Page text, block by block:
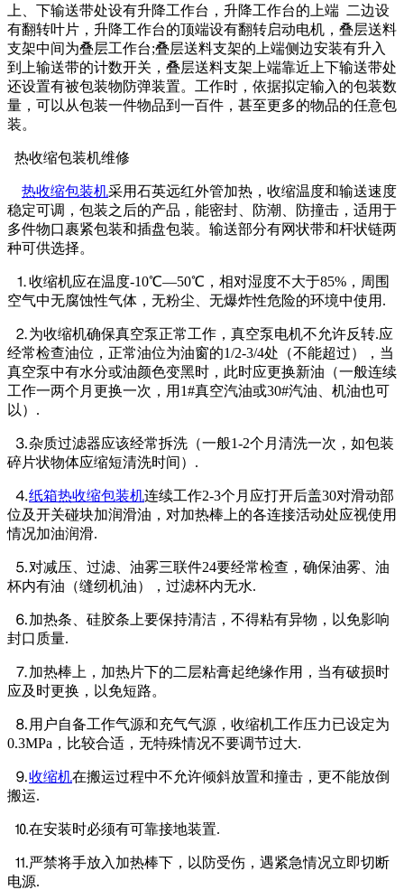
上、下输送带处设有升降工作台，升降工作台的上端 二边设
有翻转叶片，升降工作台的顶端设有翻转启动电机，叠层送料
支架中间为叠层工作台;叠层送料支架的上端侧边安装有升入
到上输送带的计数开关，叠层送料支架上端靠近上下输送带处
还设置有被包装物防弹装置。工作时，依据拟定输入的包装数
量，可以从包装一件物品到一百件，甚至更多的物品的任意包
装。
热收缩包装机维修
热收缩包装机采用石英远红外管加热，收缩温度和输送速度
稳定可调，包装之后的产品，能密封、防潮、防撞击，适用于
多件物口裹紧包装和插盘包装。输送部分有网状带和杆状链两
种可供选择。
⒈收缩机应在温度-10℃—50℃，相对湿度不大于85%，周围
空气中无腐蚀性气体，无粉尘、无爆炸性危险的环境中使用.
⒉为收缩机确保真空泵正常工作，真空泵电机不允许反转.应
经常检查油位，正常油位为油窗的1/2-3/4处（不能超过），当
真空泵中有水分或油颜色变黑时，此时应更换新油（一般连续
工作一两个月更换一次，用1#真空汽油或30#汽油、机油也可
以）.
⒊杂质过滤器应该经常拆洗（一般1-2个月清洗一次，如包装
碎片状物体应缩短清洗时间）.
⒋纸箱热收缩包装机连续工作2-3个月应打开后盖30对滑动部
位及开关碰块加润滑油，对加热棒上的各连接活动处应视使用
情况加油润滑.
⒌对减压、过滤、油雾三联件24要经常检查，确保油雾、油
杯内有油（缝纫机油），过滤杯内无水.
⒍加热条、硅胶条上要保持清洁，不得粘有异物，以免影响
封口质量.
⒎加热棒上，加热片下的二层粘膏起绝缘作用，当有破损时
应及时更换，以免短路。
⒏用户自备工作气源和充气气源，收缩机工作压力已设定为
0.3MPa，比较合适，无特殊情况不要调节过大.
⒐收缩机在搬运过程中不允许倾斜放置和撞击，更不能放倒
搬运.
⒑在安装时必须有可靠接地装置.
⒒严禁将手放入加热棒下，以防受伤，遇紧急情况立即切断
电源.